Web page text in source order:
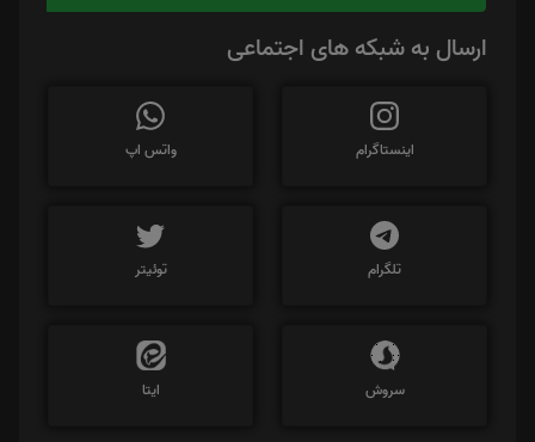
ارسال به شبکه های اجتماعی
اینستاگرام واتس اپ
تلگرام توئیتر
سروش ایتا